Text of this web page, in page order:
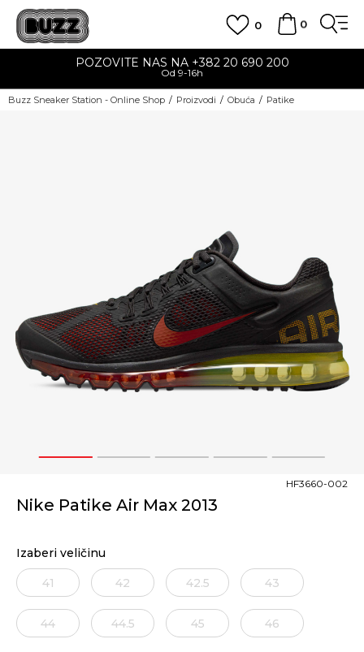
0
0
POZOVITE NAS NA +382 20 690 200
Od 9-16h
Buzz Sneaker Station - Online Shop Proizvodi Obuća Patike
1 2 3 4 5
Nike Patike Air Max 2013
HF3660-002
Izaberi veličinu
41 42 42.5 43
44 44.5 45 46